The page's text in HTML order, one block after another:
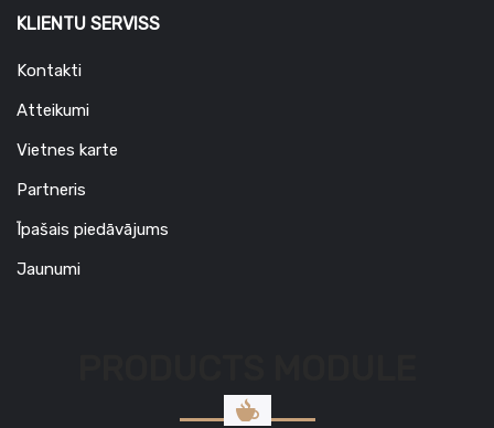
KLIENTU SERVISS
Kontakti
Atteikumi
Vietnes karte
Partneris
Īpašais piedāvājums
Jaunumi